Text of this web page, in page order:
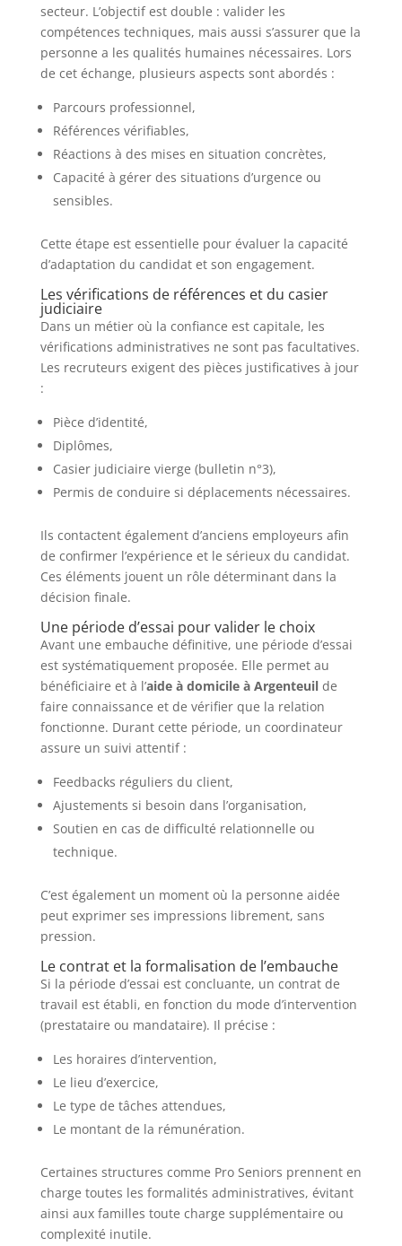
secteur. L’objectif est double : valider les
compétences techniques, mais aussi s’assurer que la
personne a les qualités humaines nécessaires. Lors
de cet échange, plusieurs aspects sont abordés :
Parcours professionnel,
Références vérifiables,
Réactions à des mises en situation concrètes,
Capacité à gérer des situations d’urgence ou
sensibles.
Cette étape est essentielle pour évaluer la capacité
d’adaptation du candidat et son engagement.
Les vérifications de références et du casier
judiciaire
Dans un métier où la confiance est capitale, les
vérifications administratives ne sont pas facultatives.
Les recruteurs exigent des pièces justificatives à jour
:
Pièce d’identité,
Diplômes,
Casier judiciaire vierge (bulletin n°3),
Permis de conduire si déplacements nécessaires.
Ils contactent également d’anciens employeurs afin
de confirmer l’expérience et le sérieux du candidat.
Ces éléments jouent un rôle déterminant dans la
décision finale.
Une période d’essai pour valider le choix
Avant une embauche définitive, une période d’essai
est systématiquement proposée. Elle permet au
bénéficiaire et à l’aide à domicile à Argenteuilde
faire connaissance et de vérifier que la relation
fonctionne. Durant cette période, un coordinateur
assure un suivi attentif :
Feedbacks réguliers du client,
Ajustements si besoin dans l’organisation,
Soutien en cas de difficulté relationnelle ou
technique.
C’est également un moment où la personne aidée
peut exprimer ses impressions librement, sans
pression.
Le contrat et la formalisation de l’embauche
Si la période d’essai est concluante, un contrat de
travail est établi, en fonction du mode d’intervention
(prestataire ou mandataire). Il précise :
Les horaires d’intervention,
Le lieu d’exercice,
Le type de tâches attendues,
Le montant de la rémunération.
Certaines structures comme Pro Seniors prennent en
charge toutes les formalités administratives, évitant
ainsi aux familles toute charge supplémentaire ou
complexité inutile.